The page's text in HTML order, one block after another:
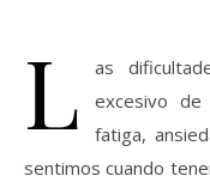
L
as
excesivo
fatiga,
sentimos cuando